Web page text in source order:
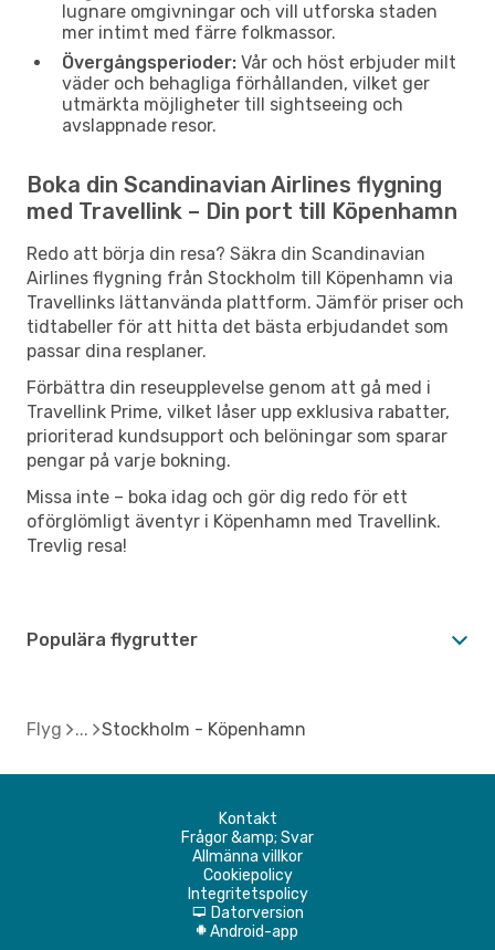
lugnare omgivningar och vill utforska staden
mer intimt med färre folkmassor.
Övergångsperioder: Vår och höst erbjuder milt
väder och behagliga förhållanden, vilket ger
utmärkta möjligheter till sightseeing och
avslappnade resor.
Boka din Scandinavian Airlines flygning
med Travellink – Din port till Köpenhamn
Redo att börja din resa? Säkra din Scandinavian
Airlines flygning från Stockholm till Köpenhamn via
Travellinks lättanvända plattform. Jämför priser och
tidtabeller för att hitta det bästa erbjudandet som
passar dina resplaner.
Förbättra din reseupplevelse genom att gå med i
Travellink Prime, vilket låser upp exklusiva rabatter,
prioriterad kundsupport och belöningar som sparar
pengar på varje bokning.
Missa inte – boka idag och gör dig redo för ett
oförglömligt äventyr i Köpenhamn med Travellink.
Trevlig resa!
Populära flygrutter
Flyg Stockholm - Köpenhamn
Kontakt
Frågor &amp; Svar
Allmänna villkor
Cookiepolicy
Integritetspolicy
d Datorversion
A Android-app